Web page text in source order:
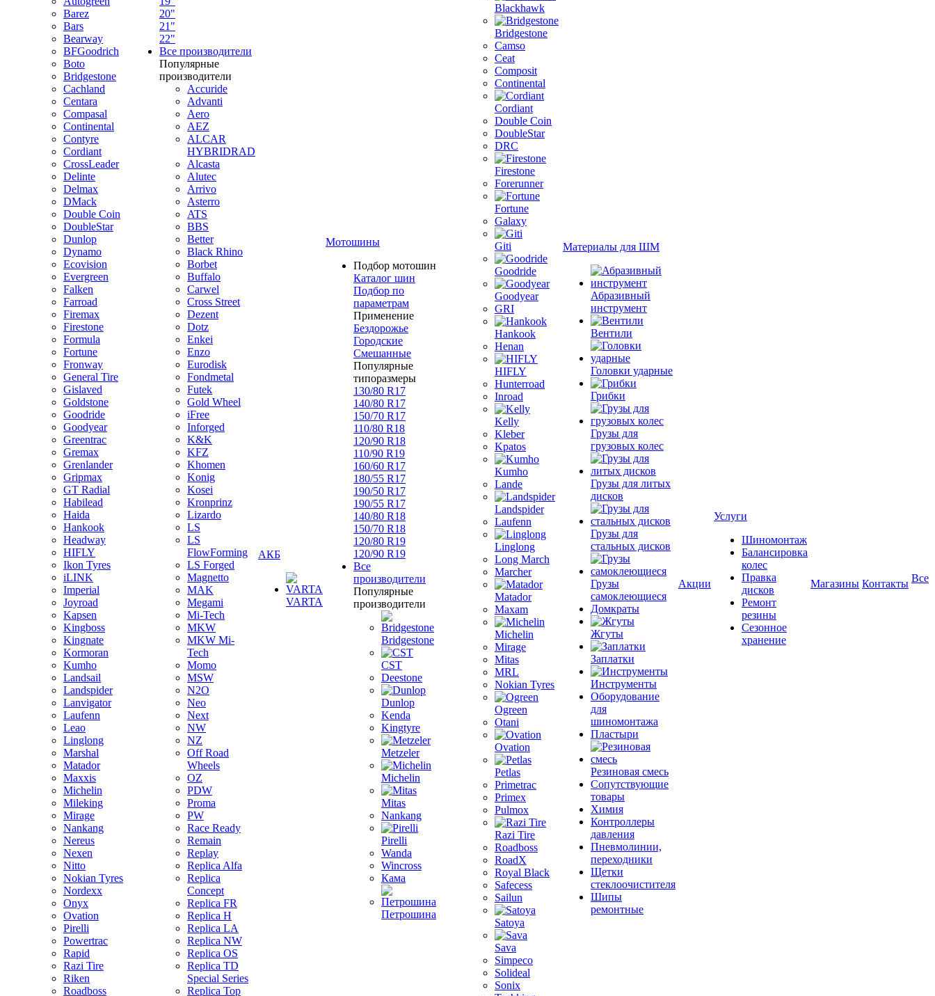
Barez
Bars
Bearway
BFGoodrich
Boto
Bridgestone
Cachland
Centara
Compasal
Continental
Contyre
Cordiant
CrossLeader
Delinte
Delmax
DMack
Double Coin
DoubleStar
Dunlop
Dynamo
Ecovision
Evergreen
Falken
Farroad
Firemax
Firestone
Formula
Fortune
Fronway
General Tire
Gislaved
Goldstone
Goodride
Goodyear
Greentrac
Gremax
Grenlander
Gripmax
GT Radial
Habilead
Haida
Hankook
Headway
HIFLY
Ikon Tyres
iLINK
Imperial
Joyroad
Kapsen
Kingboss
Kingnate
Kormoran
Kumho
Landsail
Landspider
Lanvigator
Laufenn
Leao
Linglong
Marshal
Matador
Maxxis
Michelin
Mileking
Mirage
Nankang
Nereus
Nexen
Nitto
Nokian Tyres
Nordexx
Onyx
Ovation
Pirelli
Powertrac
Rapid
Razi Tire
Riken
Roadboss
20"
21"
22"
Все производители
Популярные
производители
Accuride
Advanti
Aero
AEZ
ALCAR
HYBRIDRAD
Alcasta
Alutec
Arrivo
Asterro
ATS
BBS
Better
Black Rhino
Borbet
Buffalo
Carwel
Cross Street
Dezent
Dotz
Enkei
Enzo
Eurodisk
Fondmetal
Futek
Gold Wheel
iFree
Inforged
K&K
KFZ
Khomen
Konig
Kosei
Kronprinz
Lizardo
LS
LS
FlowForming
LS Forged
Magnetto
MAK
Megami
Mi-Tech
MKW
MKW Mi-
Tech
Momo
MSW
N2O
Neo
Next
NW
NZ
Off Road
Wheels
OZ
PDW
Proma
PW
Race Ready
Remain
Replay
Replica Alfa
Replica
Concept
Replica FR
Replica H
Replica LA
Replica NW
Replica OS
Replica TD
Special Series
Replica Top
АКБ
VARTA
Мотошины
Подбор мотошин
Каталог шин
Подбор по
параметрам
Применение
Бездорожье
Городские
Смешанные
Популярные
типоразмеры
130/80 R17
140/80 R17
150/70 R17
110/80 R18
120/90 R18
110/90 R19
160/60 R17
180/55 R17
190/50 R17
190/55 R17
140/80 R18
150/70 R18
120/80 R19
120/90 R19
Все
производители
Популярные
производители
Bridgestone
CST
Deestone
Dunlop
Kenda
Kingtyre
Metzeler
Michelin
Mitas
Nankang
Pirelli
Wanda
Wincross
Кама
Петрошина
Blackhawk
Bridgestone
Camso
Ceat
Composit
Continental
Cordiant
Double Coin
DoubleStar
DRC
Firestone
Forerunner
Fortune
Galaxy
Giti
Goodride
Goodyear
GRI
Hankook
Henan
HIFLY
Hunterroad
Inroad
Kelly
Kleber
Kpatos
Kumho
Lande
Landspider
Laufenn
Linglong
Long March
Marcher
Matador
Maxam
Michelin
Mirage
Mitas
MRL
Nokian Tyres
Ogreen
Otani
Ovation
Petlas
Primetrac
Primex
Pulmox
Razi Tire
Roadboss
RoadX
Royal Black
Safecess
Sailun
Satoya
Sava
Simpeco
Solideal
Sonix
Материалы для ШМ
Абразивный
инструмент
Вентили
Головки ударные
Грибки
Грузы для
грузовых колес
Грузы для литых
дисков
Грузы для
стальных дисков
Грузы
самоклеющиеся
Домкраты
Жгуты
Заплатки
Инструменты
Оборудование
для
шиномонтажа
Пластыри
Резиновая смесь
Сопутствующие
товары
Химия
Контроллеры
давления
Пневмолинии,
переходники
Щетки
стеклоочистителя
Шипы
ремонтные
Акции
Услуги
Шиномонтаж
Балансировка
колес
Правка
дисков
Ремонт
резины
Сезонное
хранение
Магазины Контакты Все